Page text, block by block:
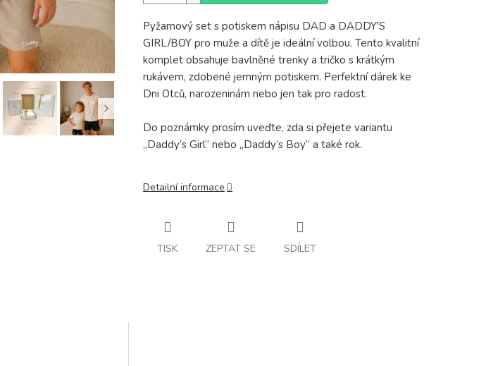
Pyžamový set s potiskem nápisu DAD a DADDY'S
GIRL/BOY pro muže a dítě je ideální volbou. Tento kvalitní
komplet obsahuje bavlněné trenky a tričko s krátkým
rukávem, zdobené jemným potiskem. Perfektní dárek ke
Dni Otců, narozeninám nebo jen tak pro radost.
Do poznámky prosím uveďte, zda si přejete variantu
„Daddy’s Girl“ nebo „Daddy’s Boy“ a také rok.
Detailní informace
TISK ZEPTAT SE SDÍLET